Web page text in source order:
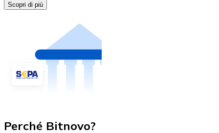
Scopri di più
Perché Bitnovo?